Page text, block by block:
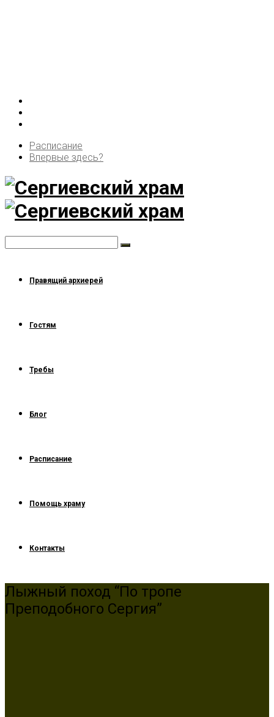
Расписание
Впервые здесь?
Правящий архиерей
Гостям
Требы
Блог
Расписание
Помощь храму
Контакты
Лыжный поход “По тропе
Преподобного Сергия”